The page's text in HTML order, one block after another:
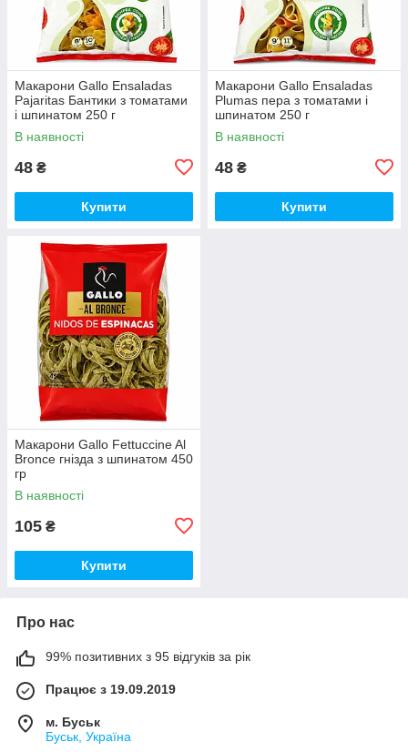
Макарони Gallo Ensaladas
Pajaritas Бантики з томатами
і шпинатом 250 г
В наявності
48 ₴
Купити
Макарони Gallo Ensaladas
Plumas пера з томатами і
шпинатом 250 г
В наявності
48 ₴
Купити
Макарони Gallo Fettuccine Al
Bronce гнізда з шпинатом 450
гр
В наявності
105 ₴
Купити
Про нас
99% позитивних з 95 відгуків за рік
Працює з 19.09.2019
м. Буськ
Буськ, Україна